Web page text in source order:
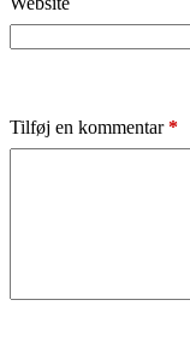
Tilføj en kommentar*